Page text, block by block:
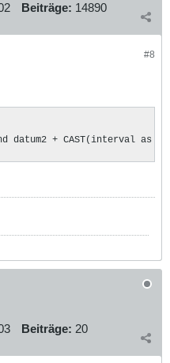
Beiträge: 14890
#8
and datum2 + CAST(interval
Beiträge: 20